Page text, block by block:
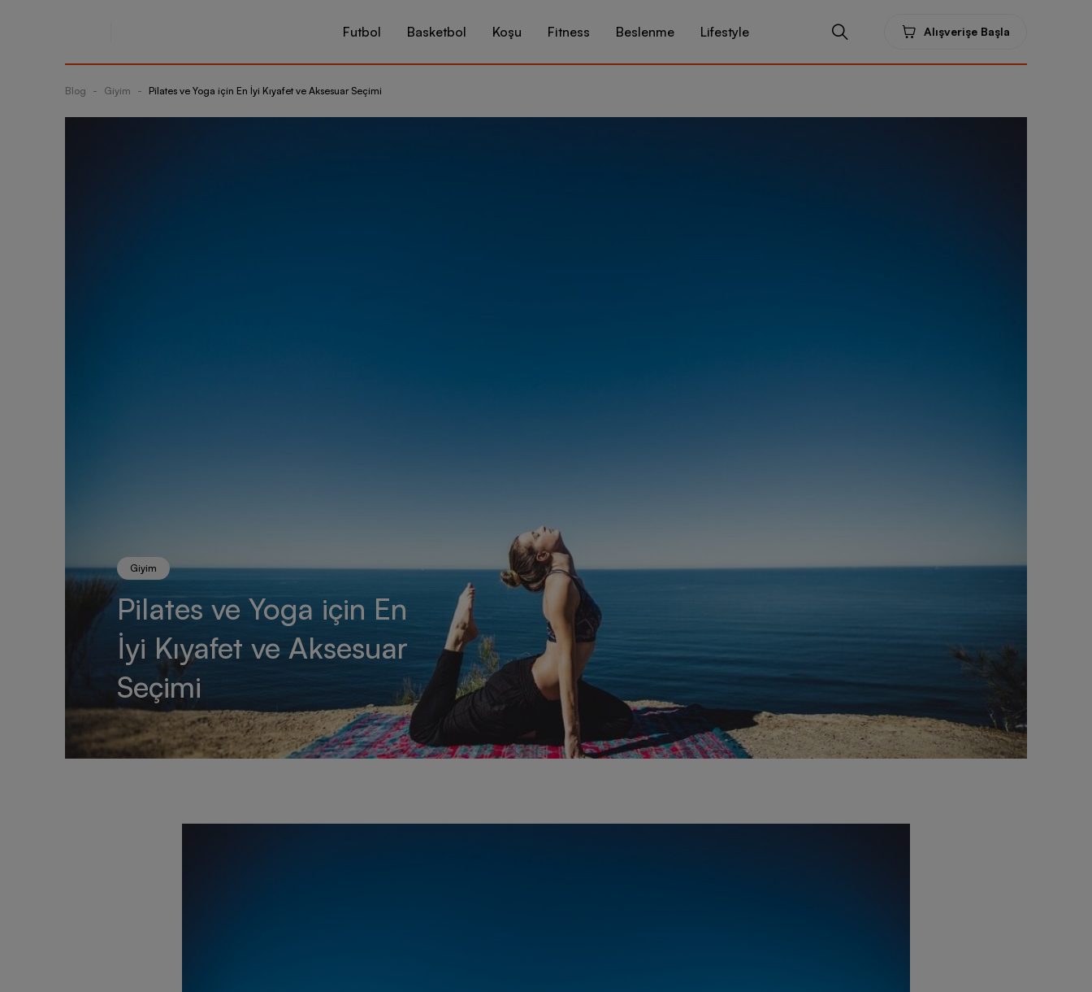
Futbol Basketbol Koşu Fitness Beslenme Lifestyle Alışverişe Başla
Blog - Giyim - Pilates ve Yoga için En İyi Kıyafet ve Aksesuar Seçimi
Giyim
Pilates ve Yoga için En
İyi Kıyafet ve Aksesuar
Seçimi